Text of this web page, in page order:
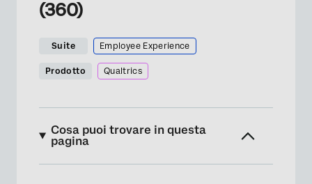
(360)
Suite Employee Experience
Prodotto Qualtrics
Cosa puoi trovare in questa
pagina